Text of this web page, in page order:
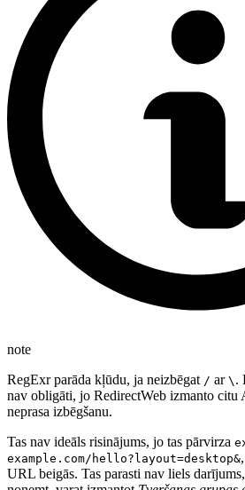
note
RegExr parāda kļūdu, ja neizbēgat / ar \ .
nav obligāti, jo RedirectWeb izmanto citu
neprasa izbēgšanu.
Tas nav ideāls risinājums, jo tas pārvirza
example.com/hello?layout=desktop&
URL beigās. Tas parasti nav liels